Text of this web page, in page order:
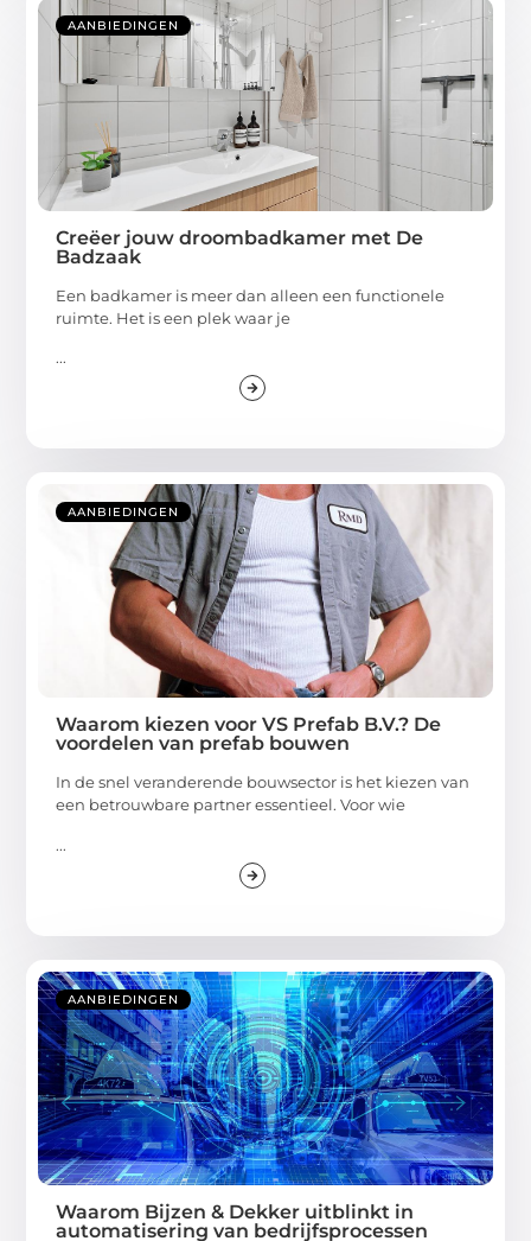
AANBIEDINGEN
Creëer jouw droombadkamer met De
Badzaak
Een badkamer is meer dan alleen een functionele
ruimte. Het is een plek waar je
...
AANBIEDINGEN
Waarom kiezen voor VS Prefab B.V.? De
voordelen van prefab bouwen
In de snel veranderende bouwsector is het kiezen van
een betrouwbare partner essentieel. Voor wie
...
AANBIEDINGEN
Waarom Bijzen & Dekker uitblinkt in
automatisering van bedrijfsprocessen